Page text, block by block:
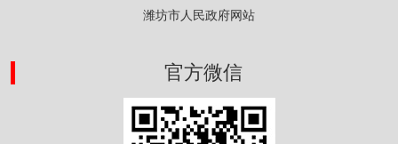
潍坊市人民政府网站
官方微信